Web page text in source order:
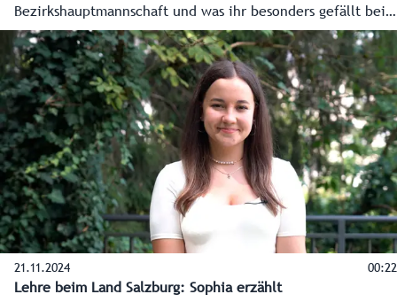
Bezirkshauptmannschaft und was ihr besonders gefällt beim
mehrfach ausgezeichneten Arbeitgeber Land Salzburg.
21.11.2024 00:22
Lehre beim Land Salzburg: Sophia erzählt